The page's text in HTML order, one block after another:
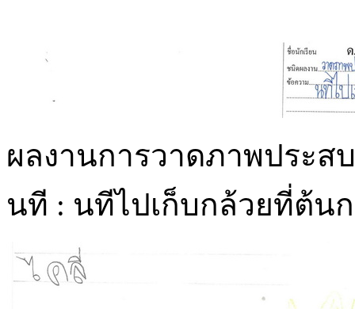
ผลงานการวาดภาพประส
นที : นทีไปเก็บกล้วยที่ต้น